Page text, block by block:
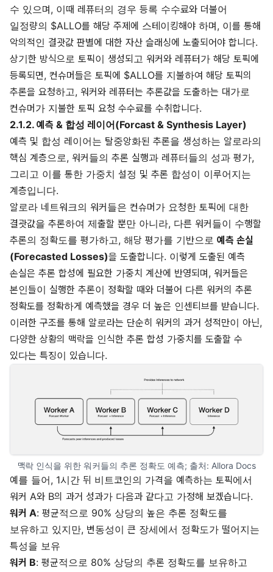
수 있으며, 이때 레퓨터의 경우 등록 수수료와 더불어
일정량의 $ALLO를 해당 주제에 스테이킹해야 하며, 이를 통해
악의적인 결괏값 판별에 대한 자산 슬래싱에 노출되어야 합니다.
상기한 방식으로 토픽이 생성되고 워커와 레퓨터가 해당 토픽에
등록되면, 컨슈머들은 토픽에 $ALLO를 지불하여 해당 토픽의
추론을 요청하고, 워커와 레퓨터는 추론값을 도출하는 대가로
컨슈머가 지불한 토픽 요청 수수료를 수취합니다.
2.1.2. 예측 & 합성 레이어(Forcast & Synthesis Layer)
예측 및 합성 레이어는 탈중앙화된 추론을 생성하는 알로라의
핵심 계층으로, 워커들의 추론 실행과 레퓨터들의 성과 평가,
그리고 이를 통한 가중치 설정 및 추론 합성이 이루어지는
계층입니다.
알로라 네트워크의 워커들은 컨슈머가 요청한 토픽에 대한
결괏값을 추론하여 제출할 뿐만 아니라, 다른 워커들이 수행할
추론의 정확도를 평가하고, 해당 평가를 기반으로 예측 손실
(Forecasted Losses)을 도출합니다. 이렇게 도출된 예측
손실은 추론 합성에 필요한 가중치 계산에 반영되며, 워커들은
본인들이 실행한 추론이 정확할 때와 더불어 다른 워커의 추론
정확도를 정확하게 예측했을 경우 더 높은 인센티브를 받습니다.
이러한 구조를 통해 알로라는 단순히 워커의 과거 성적만이 아닌,
다양한 상황의 맥락을 인식한 추론 합성 가중치를 도출할 수
있다는 특징이 있습니다.
맥락 인식을 위한 워커들의 추론 정확도 예측; 출처: Allora Docs
예를 들어, 1시간 뒤 비트코인의 가격을 예측하는 토픽에서
워커 A와 B의 과거 성과가 다음과 같다고 가정해 보겠습니다.
워커 A: 평균적으로 90% 상당의 높은 추론 정확도를
보유하고 있지만, 변동성이 큰 장세에서 정확도가 떨어지는
특성을 보유
워커 B: 평균적으로 80% 상당의 추론 정확도를 보유하고